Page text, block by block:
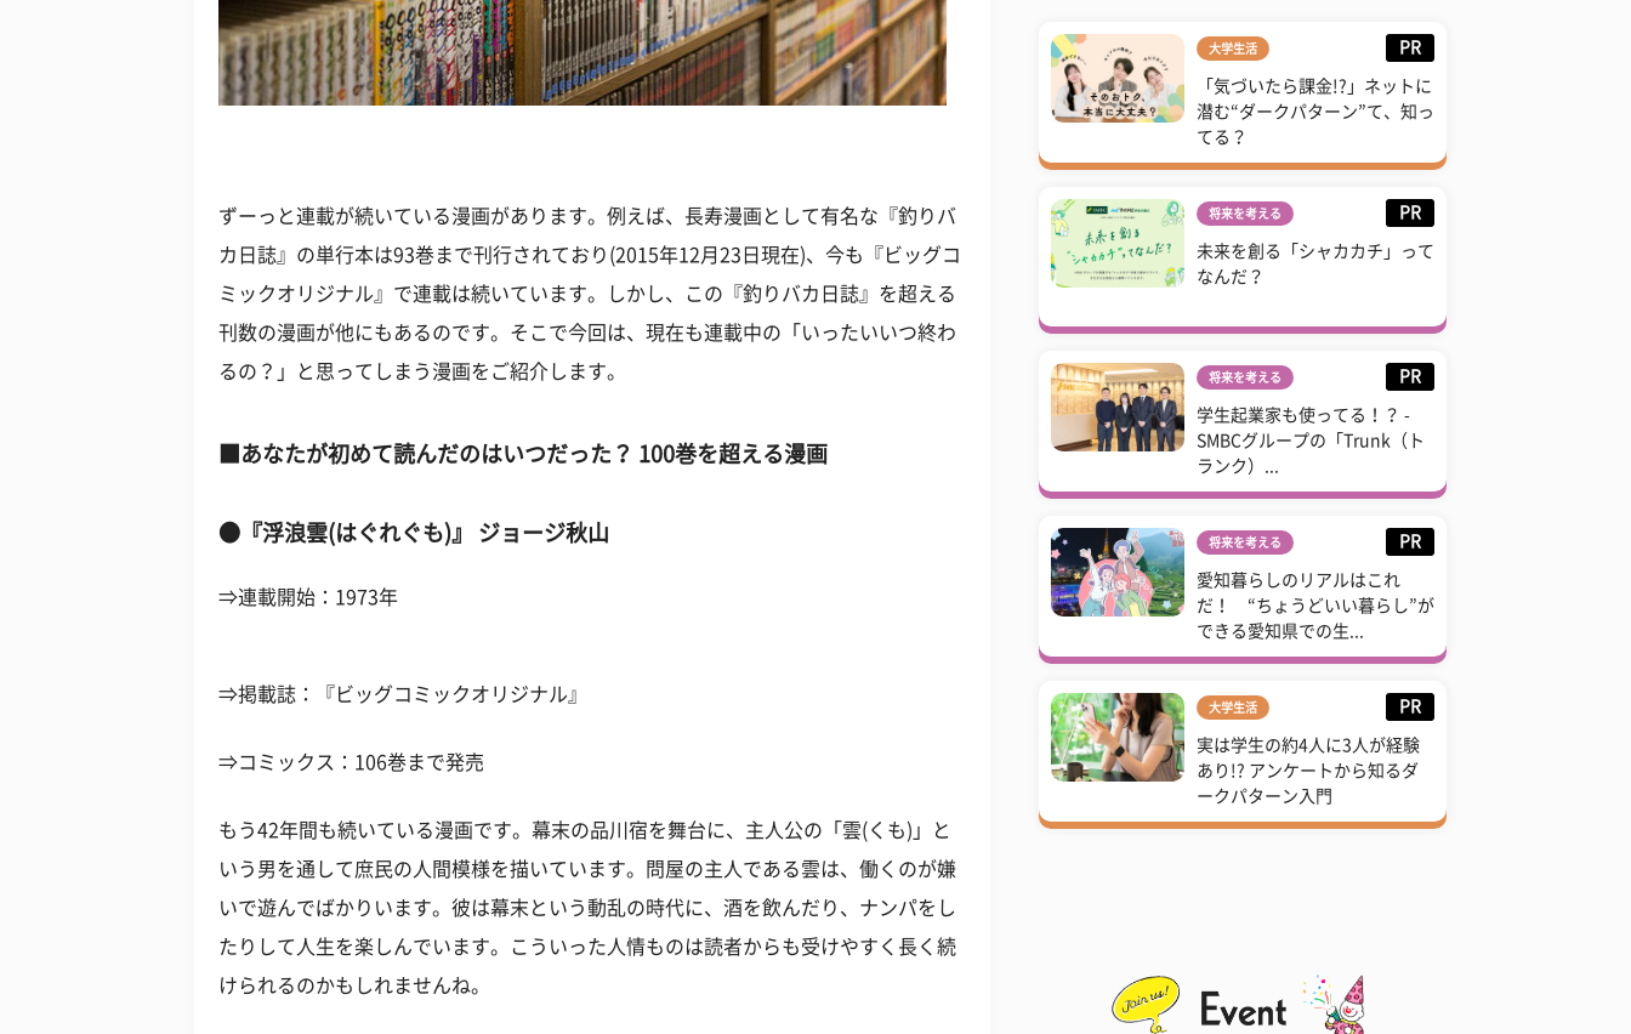
ずーっと連載が続いている漫画があります。例えば、長寿漫画として有名な『釣りバ
カ日誌』の単行本は93巻まで刊行されており(2015年12月23日現在)、今も『ビッグコ
ミックオリジナル』で連載は続いています。しかし、この『釣りバカ日誌』を超える
刊数の漫画が他にもあるのです。そこで今回は、現在も連載中の「いったいいつ終わ
るの？」と思ってしまう漫画をご紹介します。
■あなたが初めて読んだのはいつだった？ 100巻を超える漫画
●『浮浪雲(はぐれぐも)』 ジョージ秋山
⇒連載開始：1973年
⇒掲載誌：『ビッグコミックオリジナル』
⇒コミックス：106巻まで発売
もう42年間も続いている漫画です。幕末の品川宿を舞台に、主人公の「雲(くも)」と
いう男を通して庶民の人間模様を描いています。問屋の主人である雲は、働くのが嫌
いで遊んでばかりいます。彼は幕末という動乱の時代に、酒を飲んだり、ナンパをし
たりして人生を楽しんでいます。こういった人情ものは読者からも受けやすく長く続
けられるのかもしれませんね。
大学生活 PR
「気づいたら課金!?」ネットに
潜む“ダークパターン”て、知っ
てる？
将来を考える PR
未来を創る「シャカカチ」って
なんだ？
将来を考える PR
学生起業家も使ってる！？ -
SMBCグループの「Trunk（ト
ランク）...
将来を考える PR
愛知暮らしのリアルはこれ
だ！ “ちょうどいい暮らし”が
できる愛知県での生...
大学生活 PR
実は学生の約4人に3人が経験
あり!? アンケートから知るダ
ークパターン入門